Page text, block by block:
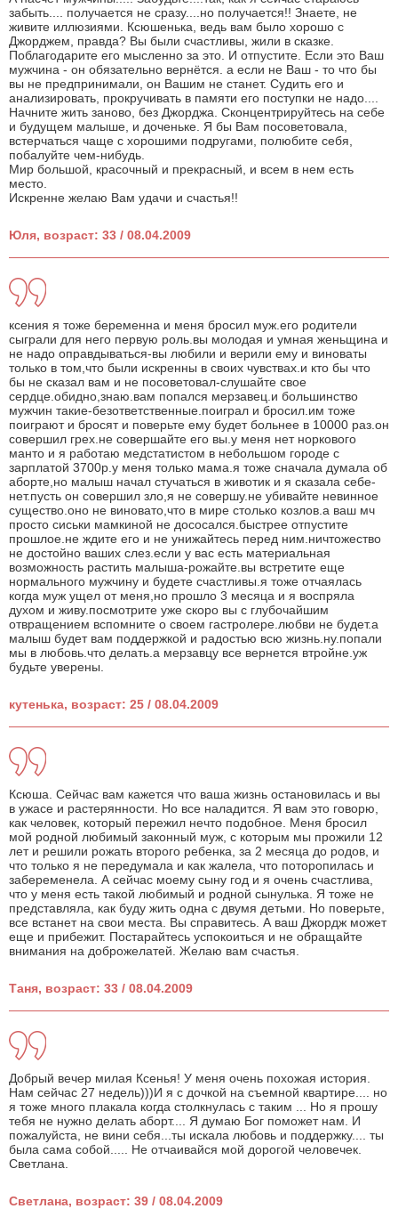
забыть.... получается не сразу....но получается!! Знаете, не
живите иллюзиями. Ксюшенька, ведь вам было хорошо с
Джорджем, правда? Вы были счастливы, жили в сказке.
Поблагодарите его мысленно за это. И отпустите. Если это Ваш
мужчина - он обязательно вернётся. а если не Ваш - то что бы
вы не предпринимали, он Вашим не станет. Судить его и
анализировать, прокручивать в памяти его поступки не надо....
Начните жить заново, без Джорджа. Сконцентрируйтесь на себе
и будущем малыше, и доченьке. Я бы Вам посоветовала,
встерчаться чаще с хорошими подругами, полюбите себя,
побалуйте чем-нибудь.
Мир большой, красочный и прекрасный, и всем в нем есть
место.
Искренне желаю Вам удачи и счастья!!
Юля, возраст: 33 / 08.04.2009
ксения я тоже беременна и меня бросил муж.его родители
сыграли для него первую роль.вы молодая и умная женьщина и
не надо оправдываться-вы любили и верили ему и виноваты
только в том,что были искренны в своих чувствах.и кто бы что
бы не сказал вам и не посоветовал-слушайте свое
сердце.обидно,знаю.вам попался мерзавец.и большинство
мужчин такие-безответственные.поиграл и бросил.им тоже
поиграют и бросят и поверьте ему будет больнее в 10000 раз.он
совершил грех.не совершайте его вы.у меня нет норкового
манто и я работаю медстатистом в небольшом городе с
зарплатой 3700р.у меня только мама.я тоже сначала думала об
аборте,но малыш начал стучаться в животик и я сказала себе-
нет.пусть он совершил зло,я не совершу.не убивайте невинное
существо.оно не виновато,что в мире столько козлов.а ваш мч
просто сиськи мамкиной не дососался.быстрее отпустите
прошлое.не ждите его и не унижайтесь перед ним.ничтожество
не достойно ваших слез.если у вас есть материальная
возможность растить малыша-рожайте.вы встретите еще
нормального мужчину и будете счастливы.я тоже отчаялась
когда муж ущел от меня,но прошло 3 месяца и я воспряла
духом и живу.посмотрите уже скоро вы с глубочайшим
отвращением вспомните о своем гастролере.любви не будет.а
малыш будет вам поддержкой и радостью всю жизнь.ну.попали
мы в любовь.что делать.а мерзавцу все вернется втройне.уж
будьте уверены.
кутенька, возраст: 25 / 08.04.2009
Ксюша. Сейчас вам кажется что ваша жизнь остановилась и вы
в ужасе и растерянности. Но все наладится. Я вам это говорю,
как человек, который пережил нечто подобное. Меня бросил
мой родной любимый законный муж, с которым мы прожили 12
лет и решили рожать второго ребенка, за 2 месяца до родов, и
что только я не передумала и как жалела, что поторопилась и
забеременела. А сейчас моему сыну год и я очень счастлива,
что у меня есть такой любимый и родной сынулька. Я тоже не
представляла, как буду жить одна с двумя детьми. Но поверьте,
все встанет на свои места. Вы справитесь. А ваш Джордж может
еще и прибежит. Постарайтесь успокоиться и не обращайте
внимания на доброжелатей. Желаю вам счастья.
Таня, возраст: 33 / 08.04.2009
Добрый вечер милая Ксенья! У меня очень похожая история.
Нам сейчас 27 недель)))И я с дочкой на съемной квартире.... но
я тоже много плакала когда столкнулась с таким ... Но я прошу
тебя не нужно делать аборт.... Я думаю Бог поможет нам. И
пожалуйста, не вини себя...ты искала любовь и поддержку.... ты
была сама собой..... Не отчаивайся мой дорогой человечек.
Светлана.
Светлана, возраст: 39 / 08.04.2009